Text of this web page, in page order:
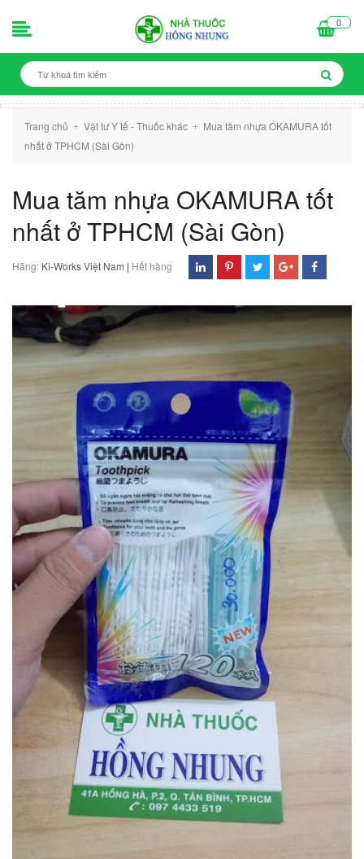
0
Trang chủ + Vật tư Y tế - Thuốc khác +
Mua tăm nhựa OKAMURA tốt
nhất ở TPHCM (Sài Gòn)
Mua tăm nhựa OKAMURA tốt
nhất ở TPHCM (Sài Gòn)
Hãng: Ki-Works Việt Nam | Hết hàng